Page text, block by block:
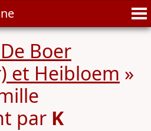
Boer
et Heibloem »
par K